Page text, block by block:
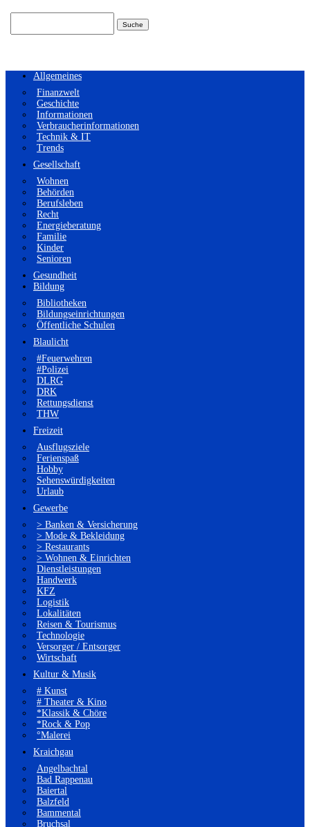
Allgemeines
Finanzwelt
Geschichte
Informationen
Verbraucherinformationen
Technik & IT
Trends
Gesellschaft
Wohnen
Behörden
Berufsleben
Recht
Energieberatung
Familie
Kinder
Senioren
Gesundheit
Bildung
Bibliotheken
Bildungseinrichtungen
Öffentliche Schulen
Blaulicht
#Feuerwehren
#Polizei
DLRG
DRK
Rettungsdienst
THW
Freizeit
Ausflugsziele
Ferienspaß
Hobby
Sehenswürdigkeiten
Urlaub
Gewerbe
> Banken & Versicherung
> Mode & Bekleidung
> Restaurants
> Wohnen & Einrichten
Dienstleistungen
Handwerk
KFZ
Logistik
Lokalitäten
Reisen & Tourismus
Technologie
Versorger / Entsorger
Wirtschaft
Kultur & Musik
# Kunst
# Theater & Kino
*Klassik & Chöre
*Rock & Pop
°Malerei
Kraichgau
Angelbachtal
Bad Rappenau
Baiertal
Balzfeld
Bammental
Bruchsal